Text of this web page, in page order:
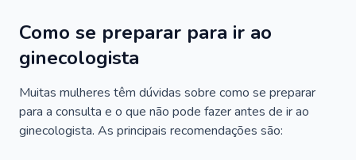
Como se preparar para ir ao
ginecologista
Muitas mulheres têm dúvidas sobre como se preparar
para a consulta e o que não pode fazer antes de ir ao
ginecologista. As principais recomendações são: